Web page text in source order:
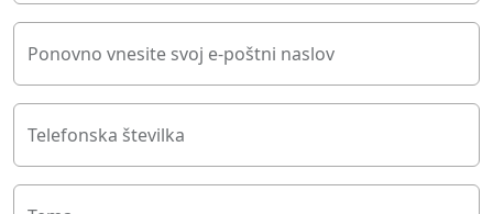
Ponovno vnesite svoj e-poštni naslov
Telefonska številka